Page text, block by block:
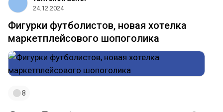
24.12.2024
Фигурки футболистов, новая хотелка
маркетплейсового шопоголика
8